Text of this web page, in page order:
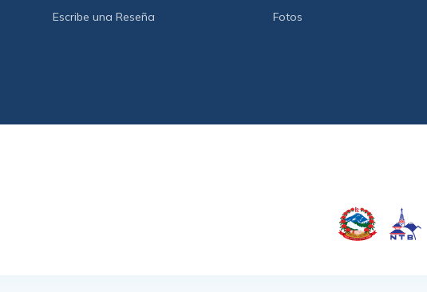
Escribe una Reseña
Fotos